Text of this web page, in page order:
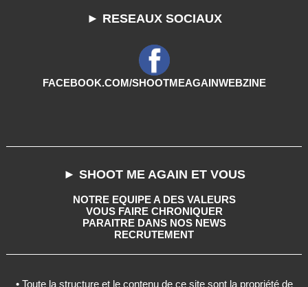
► RESEAUX SOCIAUX
FACEBOOK.COM/SHOOTMEAGAINWEBZINE
► SHOOT ME AGAIN ET VOUS
NOTRE EQUIPE A DES VALEURS
VOUS FAIRE CHRONIQUER
PARAITRE DANS NOS NEWS
RECRUTEMENT
• Toute la structure et le contenu de ce site sont la propriété de